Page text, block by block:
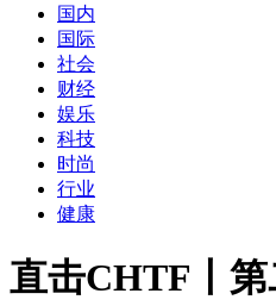
国内
国际
社会
财经
娱乐
科技
时尚
行业
健康
直击CHTF丨